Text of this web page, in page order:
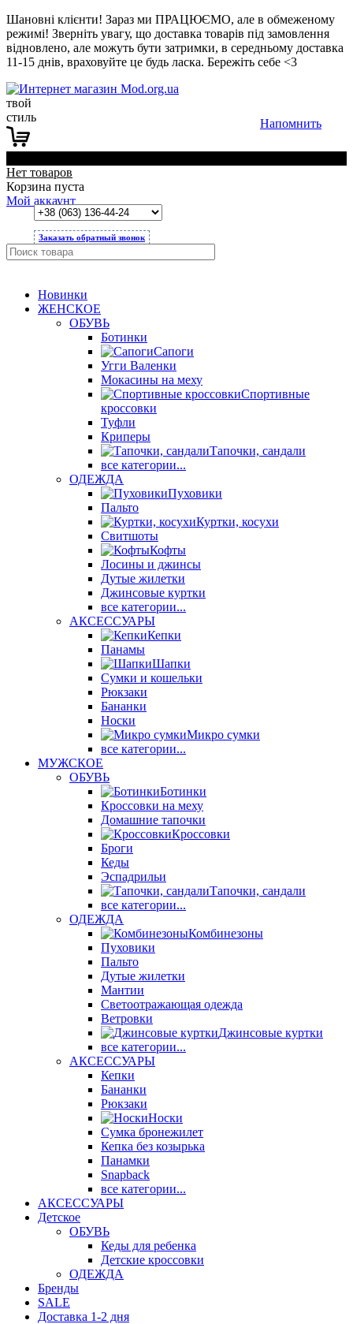
Шановні клієнти! Зараз ми ПРАЦЮЄМО, але в обмеженому
режимі! Зверніть увагу, що доставка товарів під замовлення
відновлено, але можуть бути затримки, в середньому доставка
11-15 днів, враховуйте це будь ласка. Бережіть себе <3
твой
стиль
Нет товаров
Корзина пуста
Мой аккаунт
Заказать обратный звонок
Новинки
ЖЕНСКОЕ
ОБУВЬ
Ботинки
Сапоги
Угги Валенки
Мокасины на меху
Спортивные
кроссовки
Туфли
Криперы
Тапочки, сандали
все категории...
ОДЕЖДА
Пуховики
Пальто
Куртки, косухи
Свитшоты
Кофты
Лосины и джинсы
Дутые жилетки
Джинсовые куртки
все категории...
АКСЕССУАРЫ
Кепки
Панамы
Шапки
Сумки и кошельки
Рюкзаки
Бананки
Носки
Микро сумки
все категории...
МУЖСКОЕ
ОБУВЬ
Ботинки
Кроссовки на меху
Домашние тапочки
Кроссовки
Броги
Кеды
Эспадрильи
Тапочки, сандали
все категории...
ОДЕЖДА
Комбинезоны
Пуховики
Пальто
Дутые жилетки
Мантии
Светоотражающая одежда
Ветровки
Джинсовые куртки
все категории...
АКСЕССУАРЫ
Кепки
Бананки
Рюкзаки
Носки
Сумка бронежилет
Кепка без козырька
Панамки
Snapback
все категории...
АКСЕССУАРЫ
Детское
ОБУВЬ
Кеды для ребенка
Детские кроссовки
ОДЕЖДА
Бренды
SALE
Доставка 1-2 дня
Напомнить